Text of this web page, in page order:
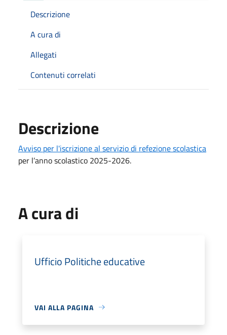
Descrizione
A cura di
Allegati
Contenuti correlati
Descrizione
Avviso per l'iscrizione al servizio di refezione scolastica
per l’anno scolastico 2025-2026.
A cura di
Ufficio Politiche educative
VAI ALLA PAGINA